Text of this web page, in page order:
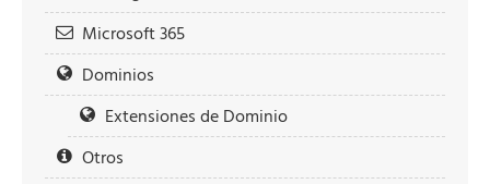
Microsoft 365
Dominios
Extensiones de Dominio
Otros